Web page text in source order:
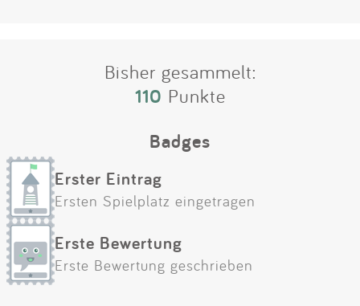
Bisher gesammelt:
110 Punkte
Badges
Erster Eintrag
Ersten Spielplatz eingetragen
Erste Bewertung
Erste Bewertung geschrieben